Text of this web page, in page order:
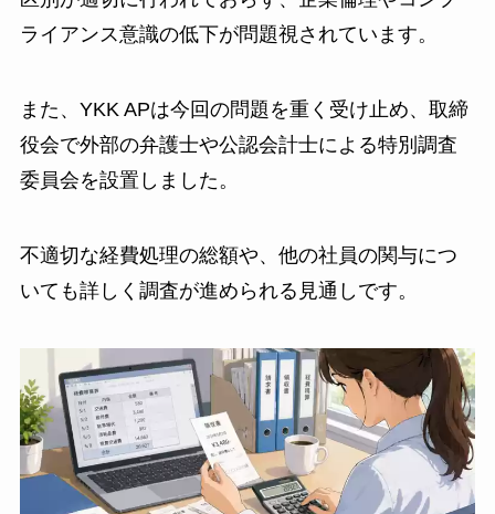
ライアンス意識の低下が問題視されています。
また、YKK APは今回の問題を重く受け止め、取締
役会で外部の弁護士や公認会計士による特別調査
委員会を設置しました。
不適切な経費処理の総額や、他の社員の関与につ
いても詳しく調査が進められる見通しです。